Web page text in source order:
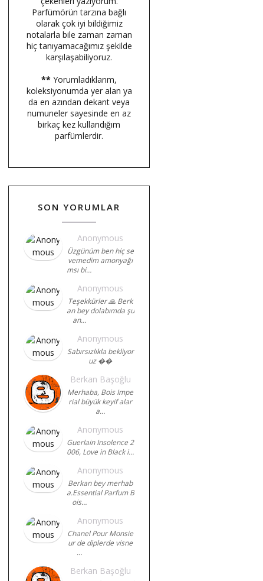
Parfümörün tarzına bağlı
olarak çok iyi bildiğimiz
notalarla bile zaman zaman
hiç tanıyamacağımız şekilde
karşılaşabiliyoruz.
** Yorumladıklarım,
koleksiyonumda yer alan ya
da en azından dekant veya
numuneler sayesinde en az
birkaç kez kullandığım
parfümlerdir.
SON YORUMLAR
Anonymous
Üzgünüm ben hiç se
vemedim amonyağı
msı bi…
Anonymous
Teşekkürler 🙏 Berk
an bey dolabımda şu
an…
Anonymous
Sabırsızlıkla bekliyor
uz ��
Berkan Başoğlu
Merhaba, Bois Impe
rial büyük keyif alar
a…
Anonymous
Guerlain Insolence 2
006, Love in Black i…
Anonymous
Berkan bey merhab
a.Essential Parfum B
ois…
Anonymous
Chanel Pour Monsie
ur de diplerde visne
…
Berkan Başoğlu